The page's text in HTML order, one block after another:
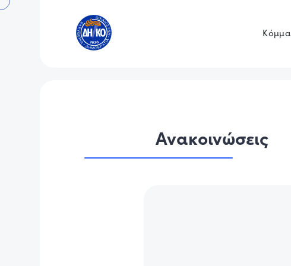
Κόμμα
Ανακοινώσεις